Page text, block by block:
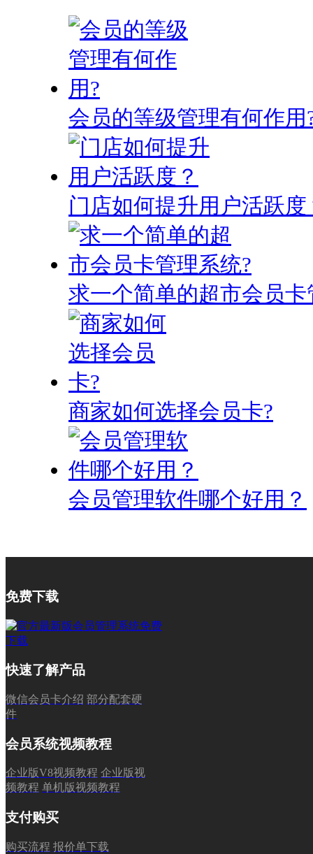
会员的等级管理有何作用
门店如何提升用户活跃度
求一个简单的超市会员卡
商家如何选择会员卡?
会员管理软件哪个好用？
免费下载
快速了解产品
微信会员卡介绍 部分配套硬
件
会员系统视频教程
企业版V8视频教程 企业版视
频教程 单机版视频教程
支付购买
购买流程 报价单下载